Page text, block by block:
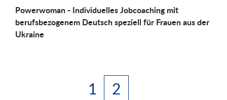
Powerwoman - Individuelles Jobcoaching mit
berufsbezogenem Deutsch speziell für Frauen aus der
Ukraine
1 2